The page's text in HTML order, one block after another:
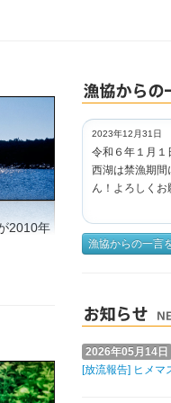
2010年
2023年12月31日
令和６年１月１
西湖は禁漁期間
ん！よろしくお
漁協からの一言
2026年05月14日
[放流報告] ヒメマ